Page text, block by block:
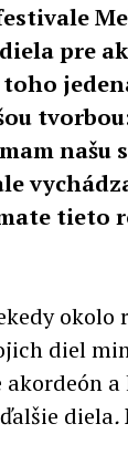
pre
našu
tieto
okolo
diel
akordeón
diela.